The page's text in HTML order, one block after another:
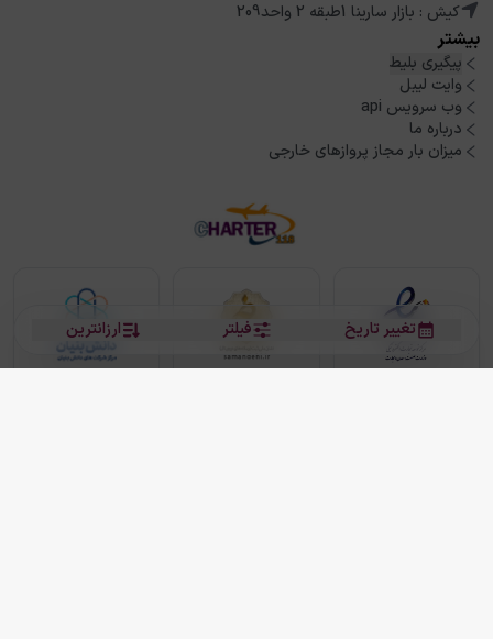
ارزانترین فیلتر تغییر تاریخ
کیش : بازار سارینا 1طبقه 2 واحد209
بیشتر
پیگیری بلیط
وایت لیبل
وب سرویس api
درباره ما
میزان بار مجاز پروازهای خارجی